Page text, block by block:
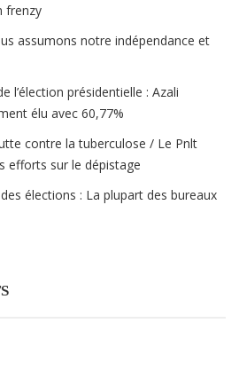
frenzy
assumons notre indépendance et
l’élection présidentielle : Azali
élu avec 60,77%
contre la tuberculose / Le Pnlt
efforts sur le dépistage
élections : La plupart des bureaux